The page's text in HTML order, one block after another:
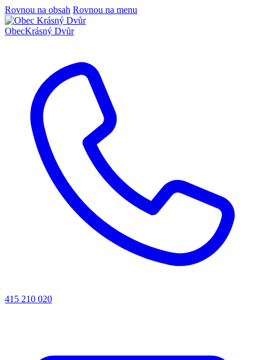
Rovnou na obsah Rovnou na menu
ObecKrásný Dvůr
415 210 020